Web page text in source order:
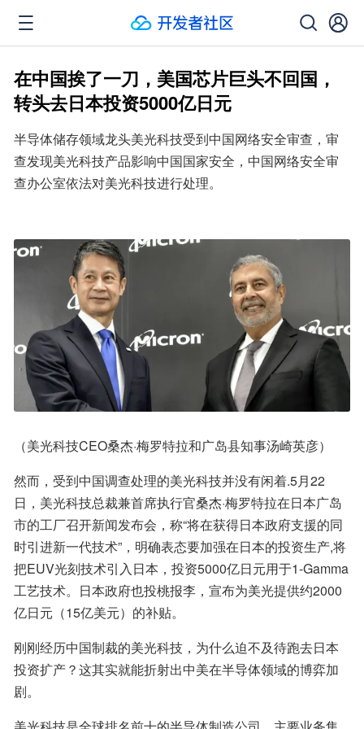
在中国挨了一刀，美国芯片巨头不回国，
转头去日本投资5000亿日元
半导体储存领域龙头美光科技受到中国网络安全审查，审
查发现美光科技产品影响中国国家安全，中国网络安全审
查办公室依法对美光科技进行处理。
（美光科技CEO桑杰·梅罗特拉和广岛县知事汤崎英彦）
然而，受到中国调查处理的美光科技并没有闲着.5月22
日，美光科技总裁兼首席执行官桑杰·梅罗特拉在日本广岛
市的工厂召开新闻发布会，称“将在获得日本政府支援的同
时引进新一代技术”，明确表态要加强在日本的投资生产,将
把EUV光刻技术引入日本，投资5000亿日元用于1-Gamma
工艺技术。日本政府也投桃报李，宣布为美光提供约2000
亿日元（15亿美元）的补贴。
刚刚经历中国制裁的美光科技，为什么迫不及待跑去日本
投资扩产？这其实就能折射出中美在半导体领域的博弈加
剧。